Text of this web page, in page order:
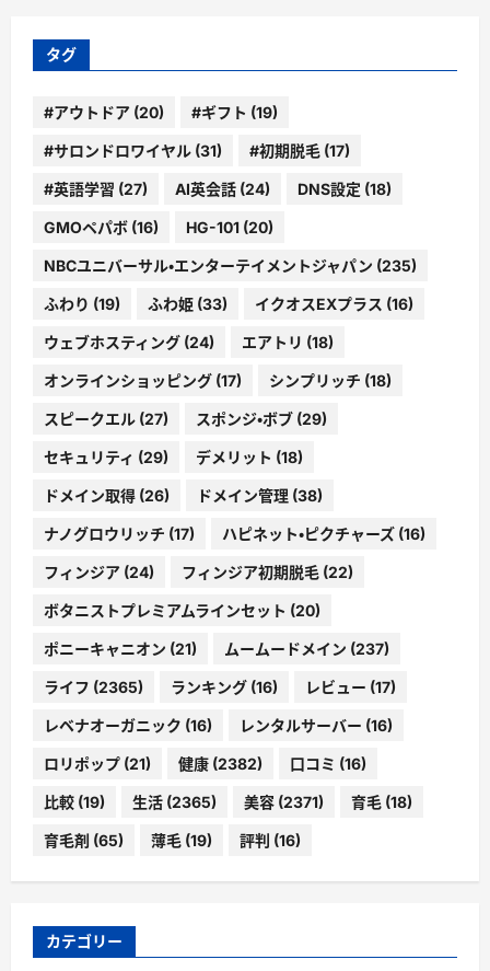
ブ
タグ
#アウトドア (20) #ギフト (19)
#サロンドロワイヤル (31) #初期脱毛 (17)
#英語学習 (27) AI英会話 (24) DNS設定 (18)
GMOペパボ (16) HG-101 (20)
NBCユニバーサル・エンターテイメントジャパン (235)
ふわり (19) ふわ姫 (33) イクオスEXプラス (16)
ウェブホスティング (24) エアトリ (18)
オンラインショッピング (17) シンプリッチ (18)
スピークエル (27) スポンジ・ボブ (29)
セキュリティ (29) デメリット (18)
ドメイン取得 (26) ドメイン管理 (38)
ナノグロウリッチ (17) ハピネット・ピクチャーズ (16)
フィンジア (24) フィンジア初期脱毛 (22)
ボタニストプレミアムラインセット (20)
ポニーキャニオン (21) ムームードメイン (237)
ライフ (2365) ランキング (16) レビュー (17)
レベナオーガニック (16) レンタルサーバー (16)
ロリポップ (21) 健康 (2382) 口コミ (16)
比較 (19) 生活 (2365) 美容 (2371) 育毛 (18)
育毛剤 (65) 薄毛 (19) 評判 (16)
カテゴリー